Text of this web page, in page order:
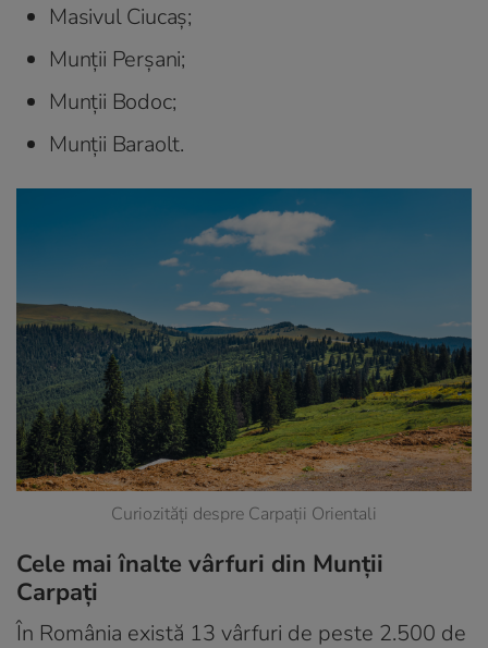
Masivul Ciucaș;
Munții Perșani;
Munții Bodoc;
Munții Baraolt.
Curiozități despre Carpații Orientali
Cele mai înalte vârfuri din Munții
Carpați
În România există 13 vârfuri de peste 2.500 de